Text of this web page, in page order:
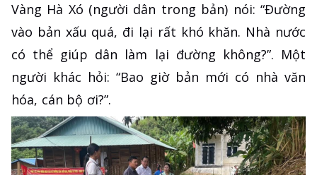
Vàng Hà Xó (người dân trong bản) nói: “Đường
vào bản xấu quá, đi lại rất khó khăn. Nhà nước
có thể giúp dân làm lại đường không?”. Một
người khác hỏi: “Bao giờ bản mới có nhà văn
hóa, cán bộ ơi?”.